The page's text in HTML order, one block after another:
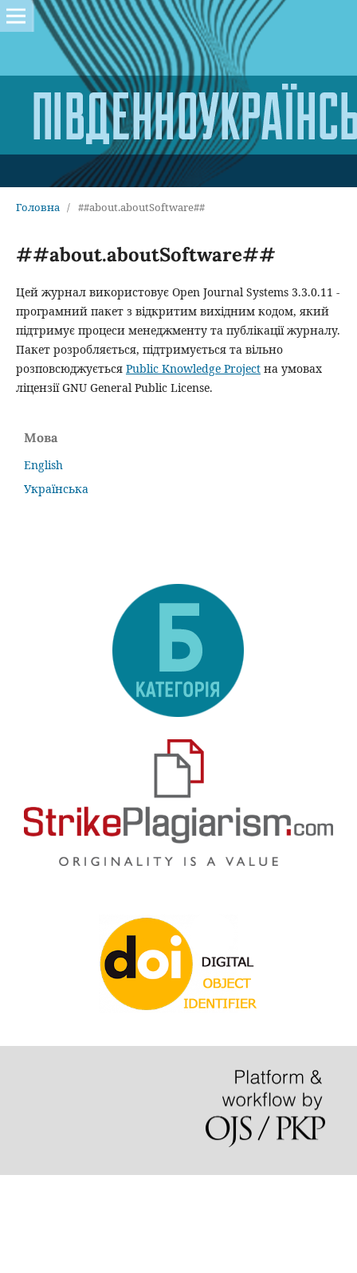
Головна / ##about.aboutSoftware##
##about.aboutSoftware##
Цей журнал використовує Open Journal Systems 3.3.0.11 -
програмний пакет з відкритим вихідним кодом, який
підтримує процеси менеджменту та публікації журналу.
Пакет розробляється, підтримується та вільно
розповсюджується Public Knowledge Projectна умовах
ліцензії GNU General Public License.
Мова
English
Українська